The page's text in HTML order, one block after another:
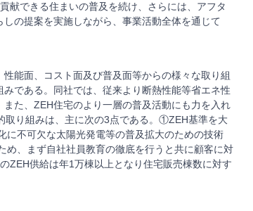
献できる住まいの普及を続け、さらには、アフタ
の提案を実施しながら、事業活動全体を通じて
能面、コスト面及び普及面等からの様々な取り組
である。同社では、従来より断熱性能等省エネ性
た、ZEH住宅のより一層の普及活動にも力を入れ
取り組みは、主に次の3点である。①ZEH基準を大
不可欠な太陽光発電等の普及拡大のための技術
、まず自社社員教育の徹底を行うと共に顧客に対
ZEH供給は年1万棟以上となり住宅販売棟数に対す